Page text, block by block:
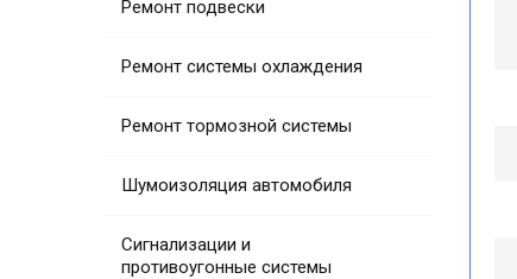
Ремонт подвески
Ремонт системы охлаждения
Ремонт тормозной системы
Шумоизоляция автомобиля
Сигнализации и
противоугонные системы